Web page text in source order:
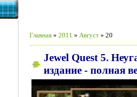
Главная » 2011 » Август » 20
Jewel Quest 5.
издание - полная